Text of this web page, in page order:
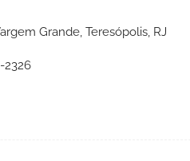
Grande, Teresópolis, RJ
2326